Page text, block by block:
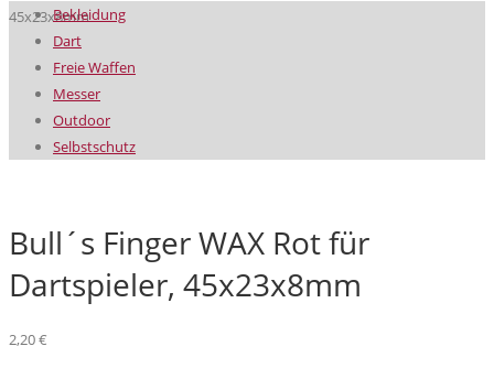
45x23x8mmBekleidung
Dart
Freie Waffen
Messer
Outdoor
Selbstschutz
Bull´s Finger WAX Rot für
Dartspieler, 45x23x8mm
2,20€